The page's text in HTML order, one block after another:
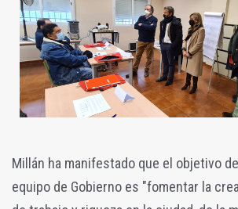
Millán ha manifestado que el objetivo
equipo de Gobierno es "fomentar la